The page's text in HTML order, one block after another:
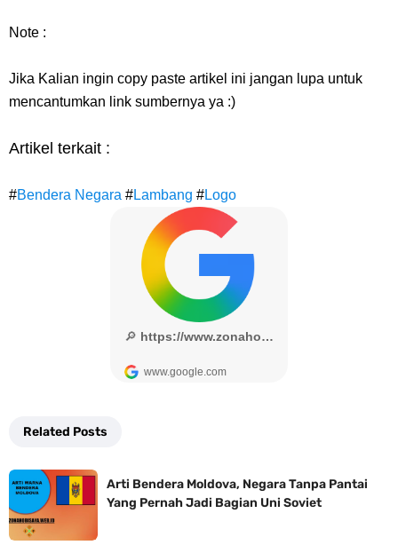
Note :
Jika Kalian ingin copy paste artikel ini jangan lupa untuk
mencantumkan link sumbernya ya :)
Artikel terkait :
#Bendera Negara #Lambang #Logo
Related Posts
Arti Bendera Moldova, Negara Tanpa Pantai
Yang Pernah Jadi Bagian Uni Soviet